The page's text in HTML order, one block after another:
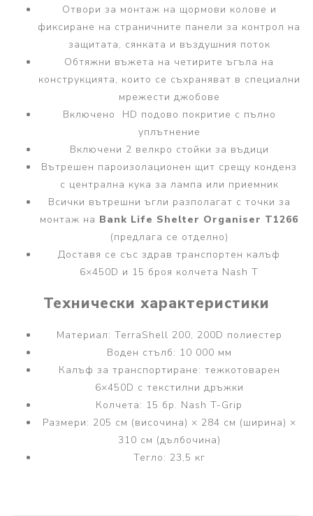
Отвори за монтаж на щормови колове и
фиксиране на страничните панели за контрол на
защитата, сянката и въздушния поток
Обтяжни въжета на четирите ъгъла на
конструкцията, които се съхраняват в специални
мрежести джобове
Включено HD подово покритие с пълно
уплътнение
Включени 2 велкро стойки за въдици
Вътрешен пароизолационен щит срещу конденз
с централна кука за лампа или приемник
Всички вътрешни ъгли разполагат с точки за
монтаж на Bank Life Shelter Organiser T1266
(предлага се отделно)
Доставя се със здрав транспортен калъф
6×450D и 15 броя колчета Nash T
Технически характеристики
Материал: TerraShell 200, 200D полиестер
Воден стълб: 10 000 мм
Калъф за транспортиране: тежкотоварен
6×450D с текстилни дръжки
Колчета: 15 бр. Nash T-Grip
Размери: 205 см (височина) × 284 см (ширина) ×
310 см (дълбочина)
Тегло: 23,5 кг